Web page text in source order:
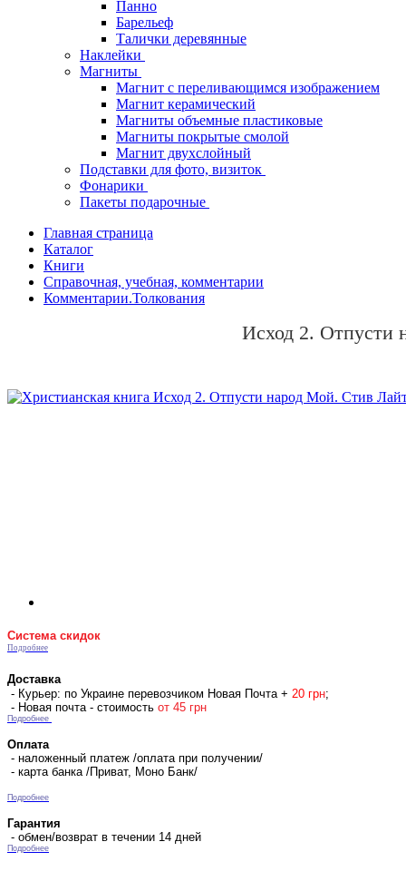
Панно
Барельеф
Талички деревянные
Наклейки
Магниты
Магнит с переливающимся изображением
Магнит керамический
Магниты объемные пластиковые
Магниты покрытые смолой
Магнит двухслойный
Подставки для фото, визиток
Фонарики
Пакеты подарочные
Главная страница
Каталог
Книги
Справочная, учебная, комментарии
Комментарии.Толкования
Исход 2. Отпусти
Система скидок
Подробнее
Доставка
- Курьер: по Украине перевозчиком Новая Почта + 20 грн;
- Новая почта - стоимость от 45 грн
Подробнее
Оплата
- наложенный платеж /оплата при получении/
- карта банка /Приват, Моно Банк/
Подробнее
Гарантия
- обмен/возврат в течении 14 дней
Подробнее